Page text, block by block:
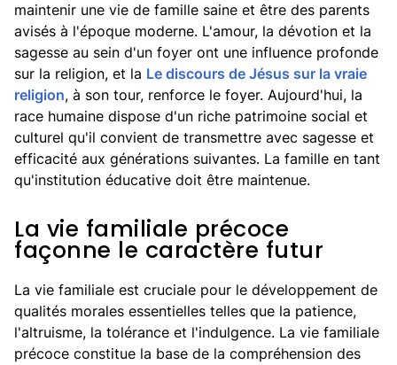
maintenir une vie de famille saine et être des parents
avisés à l'époque moderne. L'amour, la dévotion et la
sagesse au sein d'un foyer ont une influence profonde
sur la religion, et la Le discours de Jésus sur la vraie
religion, à son tour, renforce le foyer. Aujourd'hui, la
race humaine dispose d'un riche patrimoine social et
culturel qu'il convient de transmettre avec sagesse et
efficacité aux générations suivantes. La famille en tant
qu'institution éducative doit être maintenue.
La vie familiale précoce
façonne le caractère futur
La vie familiale est cruciale pour le développement de
qualités morales essentielles telles que la patience,
l'altruisme, la tolérance et l'indulgence. La vie familiale
précoce constitue la base de la compréhension des